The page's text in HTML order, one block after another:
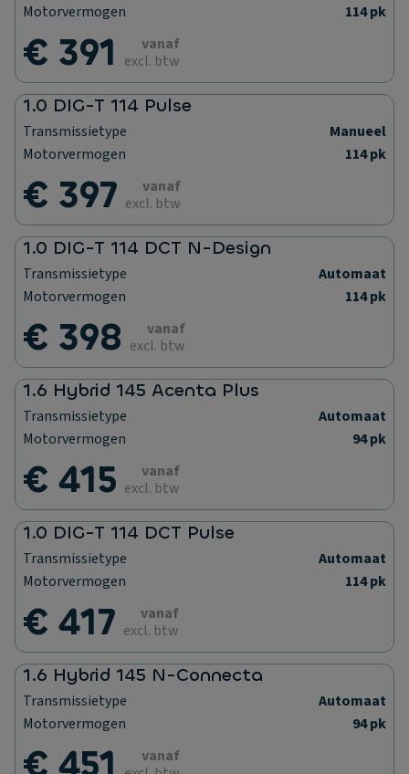
Motorvermogen
114 pk
€ 391
vanaf
excl. btw
1.0 DIG-T 114 Pulse
Transmissietype
Manueel
Motorvermogen
114 pk
€ 397
vanaf
excl. btw
1.0 DIG-T 114 DCT N-Design
Transmissietype
Automaat
Motorvermogen
114 pk
€ 398
vanaf
excl. btw
1.6 Hybrid 145 Acenta Plus
Transmissietype
Automaat
Motorvermogen
94 pk
€ 415
vanaf
excl. btw
1.0 DIG-T 114 DCT Pulse
Transmissietype
Automaat
Motorvermogen
114 pk
€ 417
vanaf
excl. btw
1.6 Hybrid 145 N-Connecta
Transmissietype
Automaat
Motorvermogen
94 pk
vanaf